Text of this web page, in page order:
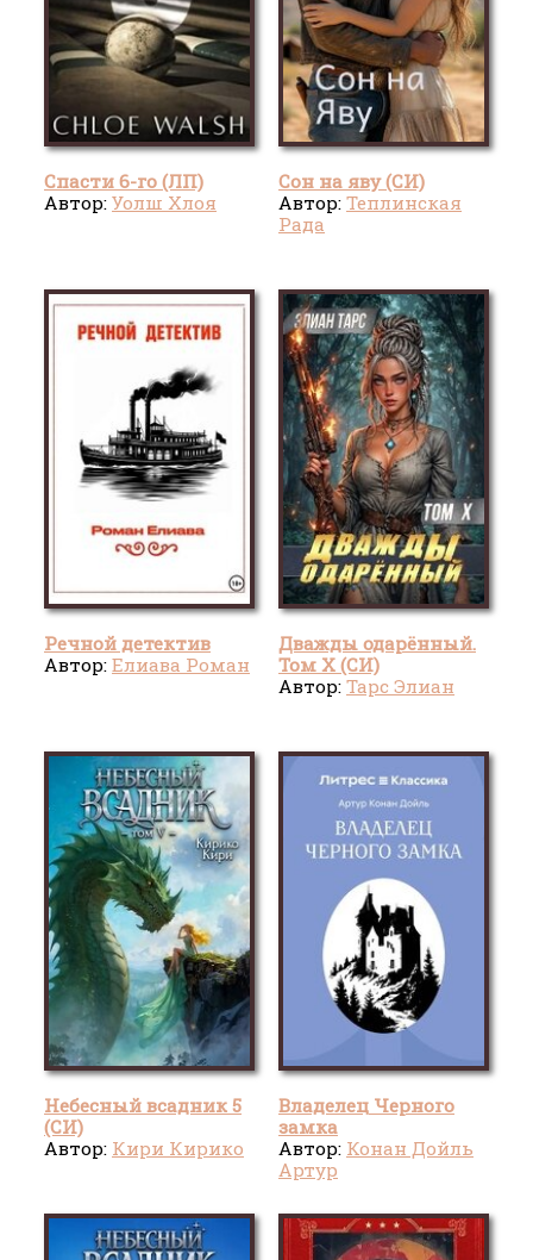
Спасти 6-го (ЛП)
Автор: Уолш Хлоя
Сон на яву (СИ)
Автор: Теплинская
Рада
Речной детектив
Автор: Елиава Роман
Дважды одарённый.
Том X (СИ)
Автор: Тарс Элиан
Небесный всадник 5
(СИ)
Автор: Кири Кирико
Владелец Черного
замка
Автор: Конан Дойль
Артур